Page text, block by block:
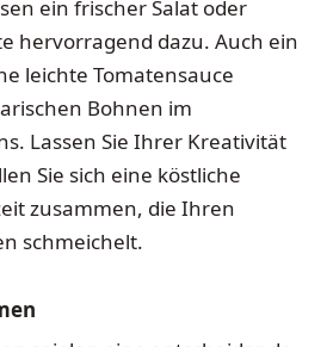
ein frischer Salat oder
hervorragend dazu. Auch ein
leichte Tomatensauce
Bohnen im
Lassen Sie Ihrer Kreativität
Sie sich eine köstliche
zusammen, die Ihren
schmeichelt.